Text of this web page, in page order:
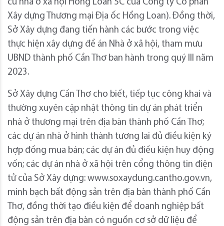
cư nhà ở xã hội Hồng Loan 5C của Công ty Cổ phần
Xây dựng Thương mại Địa ốc Hồng Loan). Đồng thời,
Sở Xây dựng đang tiến hành các bước trong việc
thực hiện xây dựng đề án Nhà ở xã hội, tham mưu
UBND thành phố Cần Thơ ban hành trong quý III năm
2023.
Sở Xây dựng Cần Thơ cho biết, tiếp tục công khai và
thường xuyên cập nhật thông tin dự án phát triển
nhà ở thương mại trên địa bàn thành phố Cần Thơ;
các dự án nhà ở hình thành tương lai đủ điều kiện ký
hợp đồng mua bán; các dự án đủ điều kiện huy động
vốn; các dự án nhà ở xã hội trên cổng thông tin điện
tử của Sở Xây dựng: www.soxaydung.cantho.gov.vn,
minh bạch bất động sản trên địa bàn thành phố Cần
Thơ, đồng thời tạo điều kiện để doanh nghiệp bất
động sản trên địa bàn có nguồn cơ sở dữ liệu để